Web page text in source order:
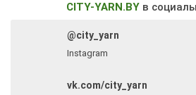
CITY-YARN.BYв
@city_yarn
Instagram
vk.com/city_yarn